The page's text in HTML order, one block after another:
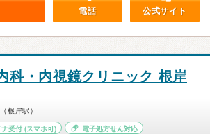
電話 公式サイト
科・内視鏡クリニック 根岸
根岸駅）
ナ受付(スマホ可) 電子処方せん対応